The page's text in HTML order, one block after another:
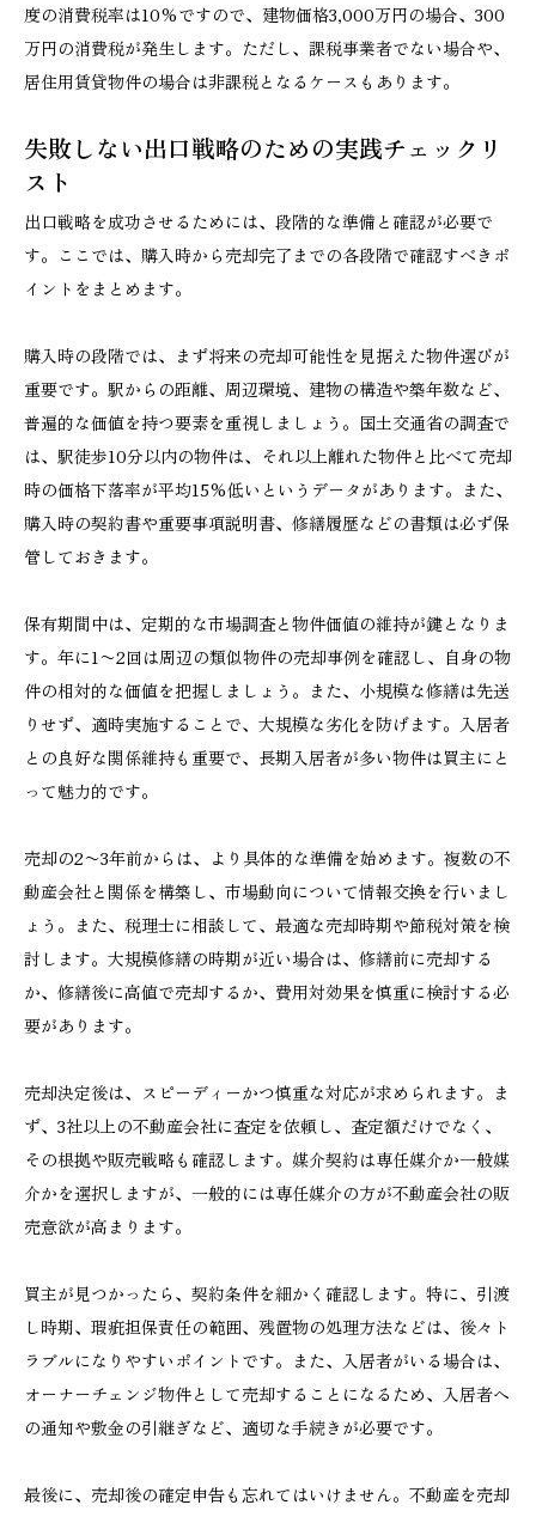
度の消費税率は10%ですので、建物価格3,000万円の場合、300
万円の消費税が発生します。ただし、課税事業者でない場合や、
居住用賃貸物件の場合は非課税となるケースもあります。
失敗しない出口戦略のための実践チェックリ
スト
出口戦略を成功させるためには、段階的な準備と確認が必要で
す。ここでは、購入時から売却完了までの各段階で確認すべきポ
イントをまとめます。
購入時の段階では、まず将来の売却可能性を見据えた物件選びが
重要です。駅からの距離、周辺環境、建物の構造や築年数など、
普遍的な価値を持つ要素を重視しましょう。国土交通省の調査で
は、駅徒歩10分以内の物件は、それ以上離れた物件と比べて売却
時の価格下落率が平均15%低いというデータがあります。また、
購入時の契約書や重要事項説明書、修繕履歴などの書類は必ず保
管しておきます。
保有期間中は、定期的な市場調査と物件価値の維持が鍵となりま
す。年に1〜2回は周辺の類似物件の売却事例を確認し、自身の物
件の相対的な価値を把握しましょう。また、小規模な修繕は先送
りせず、適時実施することで、大規模な劣化を防げます。入居者
との良好な関係維持も重要で、長期入居者が多い物件は買主にと
って魅力的です。
売却の2〜3年前からは、より具体的な準備を始めます。複数の不
動産会社と関係を構築し、市場動向について情報交換を行いまし
ょう。また、税理士に相談して、最適な売却時期や節税対策を検
討します。大規模修繕の時期が近い場合は、修繕前に売却する
か、修繕後に高値で売却するか、費用対効果を慎重に検討する必
要があります。
売却決定後は、スピーディーかつ慎重な対応が求められます。ま
ず、3社以上の不動産会社に査定を依頼し、査定額だけでなく、
その根拠や販売戦略も確認します。媒介契約は専任媒介か一般媒
介かを選択しますが、一般的には専任媒介の方が不動産会社の販
売意欲が高まります。
買主が見つかったら、契約条件を細かく確認します。特に、引渡
し時期、瑕疵担保責任の範囲、残置物の処理方法などは、後々ト
ラブルになりやすいポイントです。また、入居者がいる場合は、
オーナーチェンジ物件として売却することになるため、入居者へ
の通知や敷金の引継ぎなど、適切な手続きが必要です。
最後に、売却後の確定申告も忘れてはいけません。不動産を売却